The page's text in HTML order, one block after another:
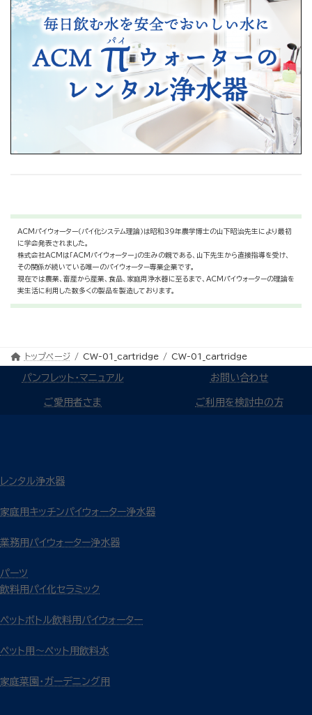
ACMパイウォーター（パイ化システム理論）は昭和39年農学博士の山下昭治先生により最初
に学会発表されました。
株式会社ACMは「ACMパイウォーター」の生みの親である、山下先生から直接指導を受け、
その関係が続いている唯一のパイウォーター専業企業です。
現在では農業、畜産から産業、食品、家庭用浄水器に至るまで、ACMパイウォーターの理論を
実生活に利用した数多くの製品を製造しております。
トップページ CW-01_cartridge CW-01_cartridge
パンフレット・マニュアル お問い合わせ
ご愛用者さま ご利用を検討中の方
レンタル浄水器
家庭用キッチンパイウォーター浄水器
業務用パイウォーター浄水器
パーツ
飲料用パイ化セラミック
ペットボトル飲料用パイウォーター
ペット用～ペット用飲料水
家庭菜園・ガーデニング用